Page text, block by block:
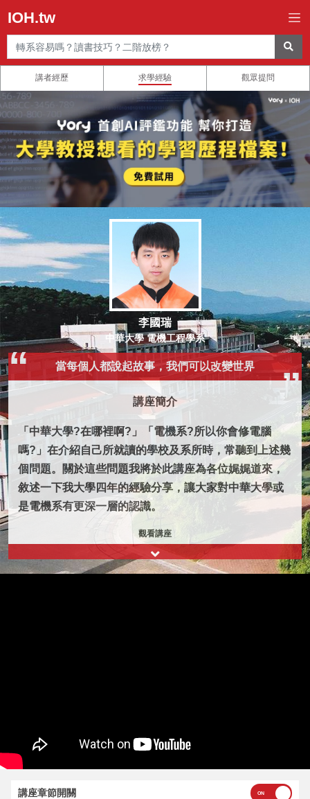
IOH.tw
講者經歷 求學經驗 觀眾提問
李國瑞
中華大學 電機工程學系
當每個人都說起故事，我們可以改變世界
講座簡介
「中華大學?在哪裡啊?」「電機系?所以你會修電腦
嗎?」在介紹自己所就讀的學校及系所時，常聽到上述幾
個問題。關於這些問題我將於此講座為各位娓娓道來，
敘述一下我大學四年的經驗分享，讓大家對中華大學或
是電機系有更深一層的認識。
觀看講座
講座章節開關